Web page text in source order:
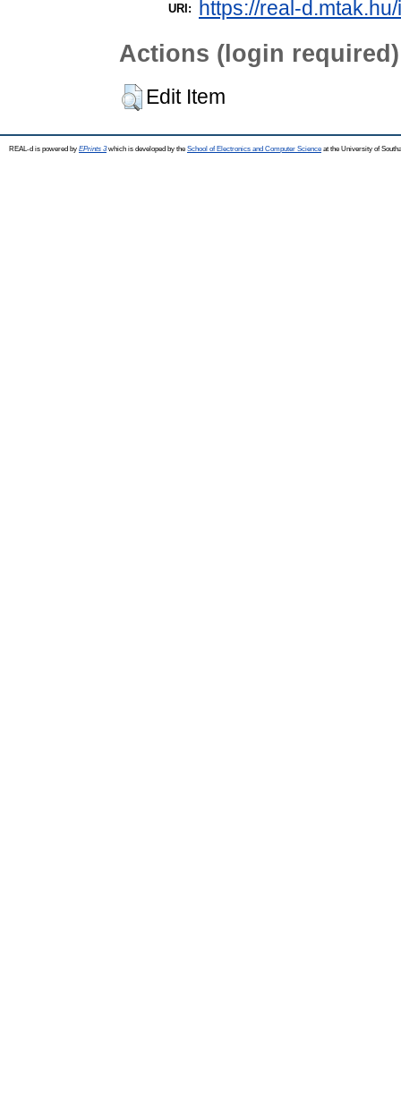
URI: https://real-
Actions (login required)
Edit Item
REAL-d is powered by EPrints 3which is developed by the School of Electronics and Computer Science at the University of